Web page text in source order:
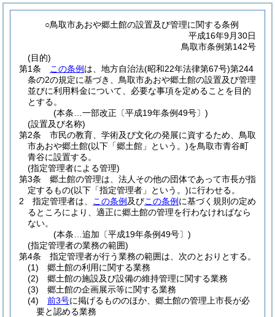
○鳥取市あおや郷土館の設置及び管理に関する条例
平成16年9月30日
鳥取市条例第142号
(目的)
第1条
この条例 は、地方自治法(昭和22年法律第67号)第244
条の2の規定に基づき、鳥取市あおや郷土館の設置及び管理
並びに利用料金について、必要な事項を定めることを目的
とする。
(本条…一部改正〔平成19年条例49号〕)
(設置及び名称)
第2条
市民の教育、学術及び文化の発展に資するため、鳥取
市あおや郷土館(以下「郷土館」という。)を鳥取市青谷町
青谷に設置する。
(指定管理者による管理)
第3条
郷土館の管理は、法人その他の団体であって市長が指
定するもの(以下「指定管理者」という。)に行わせる。
2
指定管理者は、 この条例 及びこの条例 に基づく規則の定め
るところにより、適正に郷土館の管理を行わなければなら
ない。
(本条…追加〔平成19年条例49号〕)
(指定管理者の業務の範囲)
第4条
指定管理者が行う業務の範囲は、次のとおりとする。
(1)
郷土館の利用に関する業務
(2)
郷土館の施設及び設備の維持管理に関する業務
(3)
郷土館の企画展示等に関する業務
(4)
前3号に掲げるもののほか、郷土館の管理上市長が必
要と認める業務